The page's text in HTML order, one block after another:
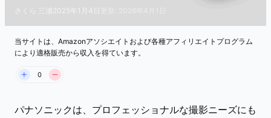
さくら 三浦 2025年1月4日
当サイトは、Amazonアソシエイトおよび各種アフィリエイトプログラム
により適格販売から収入を得ています。
0
パナソニックは、プロフェッショナルな撮影ニーズにも